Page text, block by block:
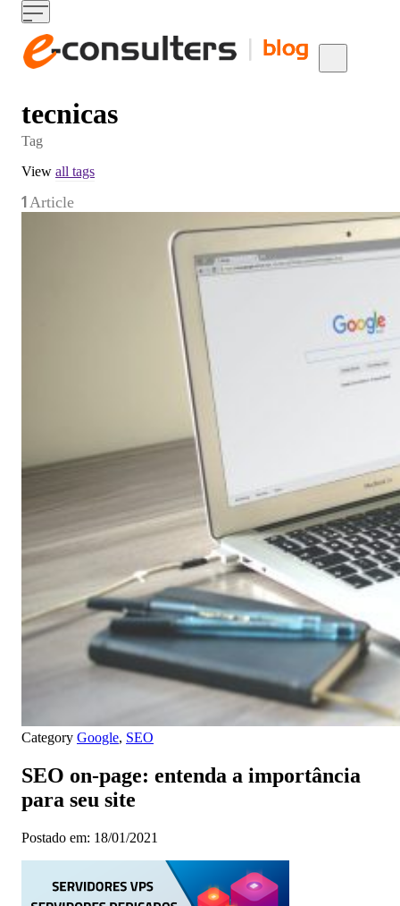
Skip to content
tecnicas
Tag
View all tags
1Article
Category Google, SEO
SEO on-page: entenda a importância
para seu site
Postado em: 18/01/2021